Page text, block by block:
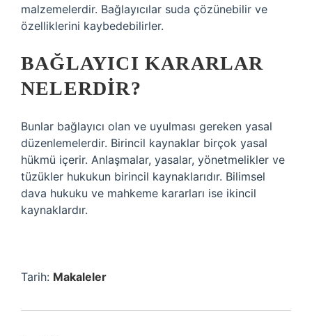
malzemelerdir. Bağlayıcılar suda çözünebilir ve
özelliklerini kaybedebilirler.
BAĞLAYICI KARARLAR
NELERDIR?
Bunlar bağlayıcı olan ve uyulması gereken yasal
düzenlemelerdir. Birincil kaynaklar birçok yasal
hükmü içerir. Anlaşmalar, yasalar, yönetmelikler ve
tüzükler hukukun birincil kaynaklarıdır. Bilimsel
dava hukuku ve mahkeme kararları ise ikincil
kaynaklardır.
Tarih: Makaleler